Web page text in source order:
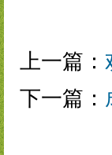
上一篇：
下一篇：